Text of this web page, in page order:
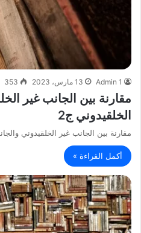
Admin 1 13 مارس، 2023 353
مقارنة بين الجانب غير
الخلقيدوني ج2
مقارنة بين الجانب غير الخلقيدوني
أكمل القراءة »